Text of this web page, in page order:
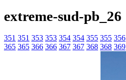
extreme-sud-pb_26
351 351 353 353 354 354 355 355 356
365 365 366 366 367 367 368 368 369